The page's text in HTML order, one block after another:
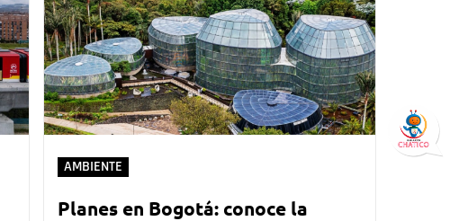
AMBIENTE
Planes en Bogotá: conoce la